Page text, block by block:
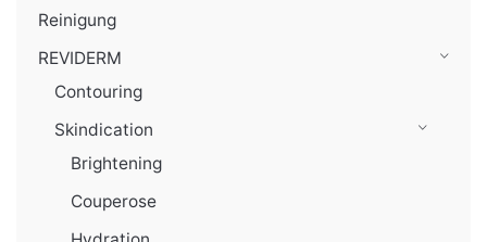
Reinigung
REVIDERM
Contouring
Skindication
Brightening
Couperose